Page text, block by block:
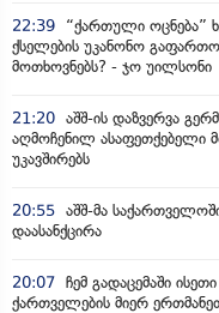
22:39
“ქართული ოცნება”
ქსელების უკანონო
მოთხოვნებს? - ჯო უილსონი
21:20 აშშ-ის დაზვერვა
აღმოჩენილ
უკავშირებს
20:55 აშშ-მა
დაასანქცირა
20:07 ჩემ გადაცემაში
ქართველების მიერ